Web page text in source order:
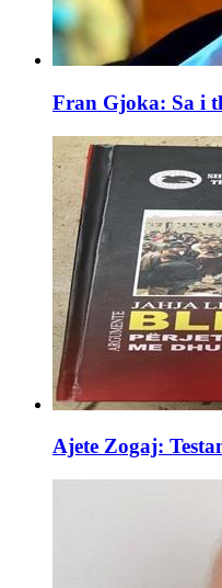
Fran Gjoka: Sa i
Ajete Zogaj: